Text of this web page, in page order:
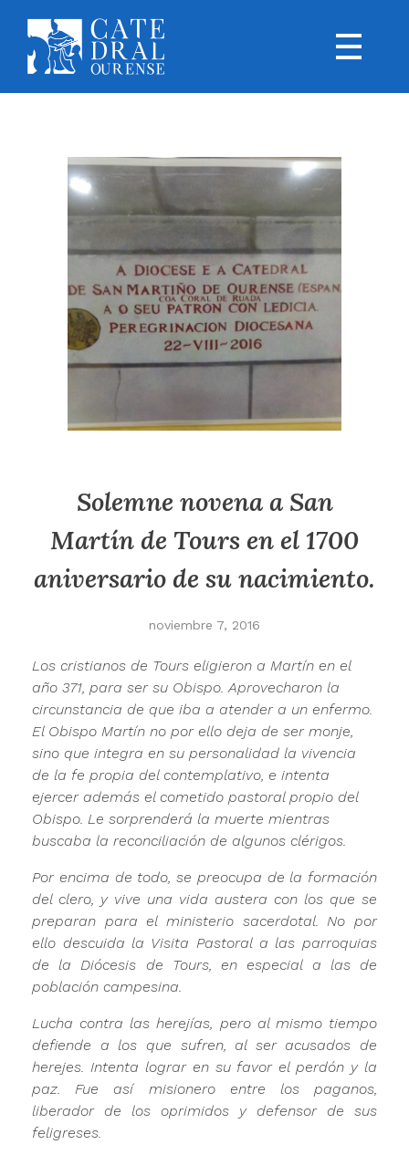
Solemne novena a San
Martín de Tours en el 1700
aniversario de su nacimiento.
noviembre 7, 2016
Los cristianos de Tours eligieron a Martín en el
año 371, para ser su Obispo. Aprovecharon la
circunstancia de que iba a atender a un enfermo.
El Obispo Martín no por ello deja de ser monje,
sino que integra en su persona­lidad la vivencia
de la fe propia del contem­plativo, e intenta
ejercer además el cometido pastoral propio del
Obispo. Le sorprenderá la muerte mientras
buscaba la reconciliación de algunos clérigos.
Por encima de todo, se preocupa de la formación
del clero, y vive una vida austera con los que se
preparan para el ministerio sacerdotal. No por
ello descuida la Visita Pastoral a las parroquias
de la Diócesis de Tours, en especial a las de
población campesina.
Lucha contra las herejías, pero al mismo tiempo
defiende a los que sufren, al ser acu­sados de
herejes. Intenta lograr en su favor el perdón y la
paz.Fue así misionero entre los paganos,
liberador de los oprimidos y defensor de sus
feligreses.